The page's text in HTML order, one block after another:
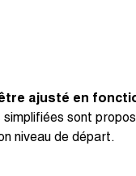
ajusté en
sont
niveau de départ.